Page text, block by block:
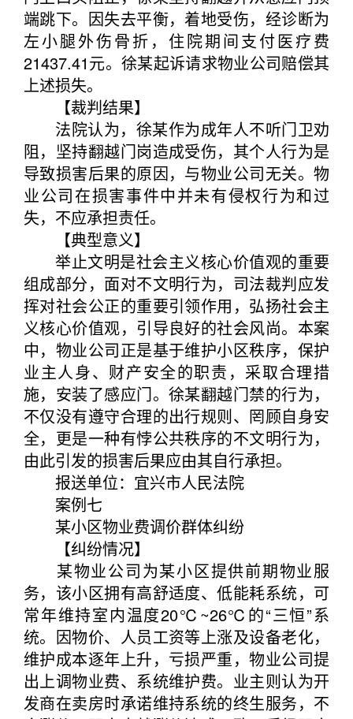
端跳下。因失去平衡，着地受伤，经诊断为
左小腿外伤骨折，住院期间支付医疗费
21437.41元。徐某起诉请求物业公司赔偿其
上述损失。
【裁判结果】
法院认为，徐某作为成年人不听门卫劝
阻，坚持翻越门岗造成受伤，其个人行为是
导致损害后果的原因，与物业公司无关。物
业公司在损害事件中并未有侵权行为和过
失，不应承担责任。
【典型意义】
举止文明是社会主义核心价值观的重要
组成部分，面对不文明行为，司法裁判应发
挥对社会公正的重要引领作用，弘扬社会主
义核心价值观，引导良好的社会风尚。本案
中，物业公司正是基于维护小区秩序，保护
业主人身、财产安全的职责，采取合理措
施，安装了感应门。徐某翻越门禁的行为，
不仅没有遵守合理的出行规则、罔顾自身安
全，更是一种有悖公共秩序的不文明行为，
由此引发的损害后果应由其自行承担。
报送单位：宜兴市人民法院
案例七
某小区物业费调价群体纠纷
【纠纷情况】
某物业公司为某小区提供前期物业服
务，该小区拥有高舒适度、低能耗系统，可
常年维持室内温度20℃~26℃的“三恒”系
统。因物价、人员工资等上涨及设备老化，
维护成本逐年上升，亏损严重，物业公司提
出上调物业费、系统维护费。业主则认为开
发商在卖房时承诺维持系统的终生服务，不